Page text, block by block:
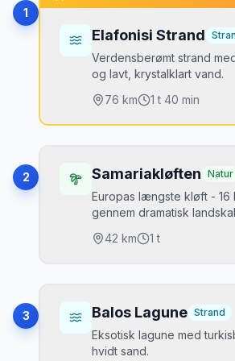
1
Elafonisi Strand
Verdensberømt strand
og lavt, krystalklart vand.
76 km 1 t 40 min
•
Pink sand
Naturreservat
Vadbar til ø
Parkering
Stor parkeringsplads (3€) -
højsæsonen
2 Samariakløften Natur
Europas længste kløft - 16
gennem dramatisk
42 km 1 t
• 16 km vandring
Vilde geder
Dramatiske klippevægge
3 Balos Lagune Strand
Eksotisk lagune med
hvidt sand.